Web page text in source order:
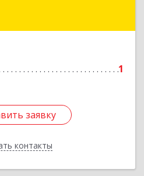
1
заявку
контакты
обл, Березовский г,
заявку
Назад